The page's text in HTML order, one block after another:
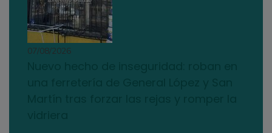
07/08/2026